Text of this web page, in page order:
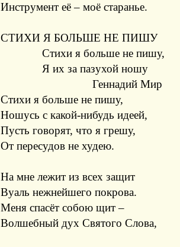
Инструмент её – моё старанье.
СТИХИ Я БОЛЬШЕ НЕ ПИШУ
Стихи я больше не пишу,
Я их за пазухой ношу
Геннадий Мир
Стихи я больше не пишу,
Ношусь с какой-нибудь идеей,
Пусть говорят, что я грешу,
От пересудов не худею.
На мне лежит из всех защит
Вуаль нежнейшего покрова.
Меня спасёт собою щит –
Волшебный дух Святого Слова,